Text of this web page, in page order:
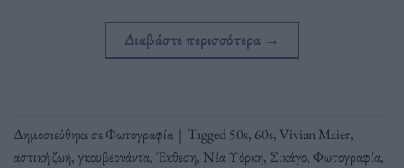
Διαβάστε περισσότερα →
Δημοσιεύθηκε σεΦωτογραφία | Tagged50s, 60s,Vivian Maier,
αστική ζωή,γκουβερνάντα,Έκθεση, Νέα Υόρκη, Σικάγο, Φωτογραφία,